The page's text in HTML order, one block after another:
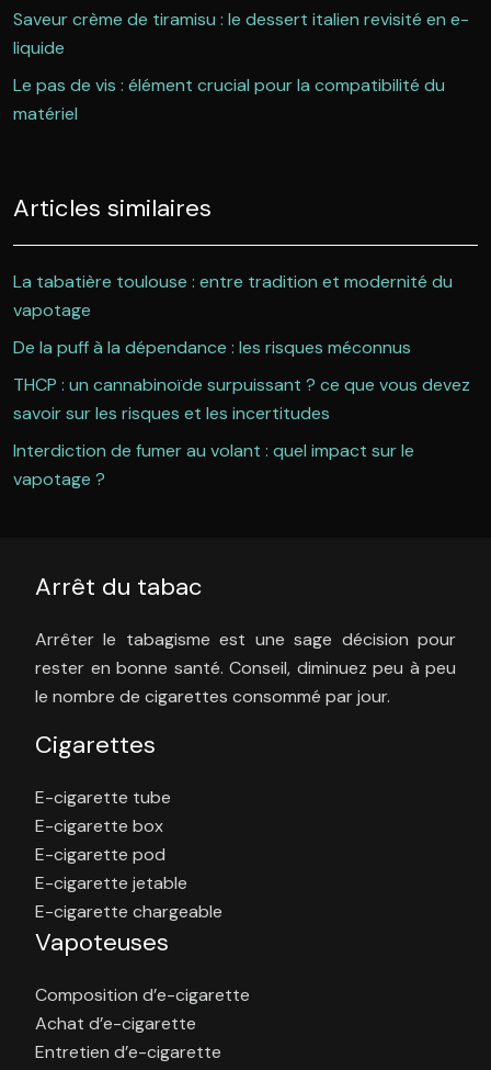
Saveur crème de tiramisu : le dessert italien revisité en e-
liquide
Le pas de vis : élément crucial pour la compatibilité du
matériel
Articles similaires
La tabatière toulouse : entre tradition et modernité du
vapotage
De la puff à la dépendance : les risques méconnus
THCP : un cannabinoïde surpuissant ? ce que vous devez
savoir sur les risques et les incertitudes
Interdiction de fumer au volant : quel impact sur le
vapotage ?
Arrêt du tabac
Arrêter le tabagisme est une sage décision pour
rester en bonne santé. Conseil, diminuez peu à peu
le nombre de cigarettes consommé par jour.
Cigarettes
E-cigarette tube
E-cigarette box
E-cigarette pod
E-cigarette jetable
E-cigarette chargeable
Vapoteuses
Composition d’e-cigarette
Achat d’e-cigarette
Entretien d’e-cigarette